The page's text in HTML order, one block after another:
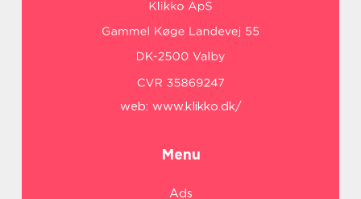
web: www.klikko.dk/
Menu
Ads